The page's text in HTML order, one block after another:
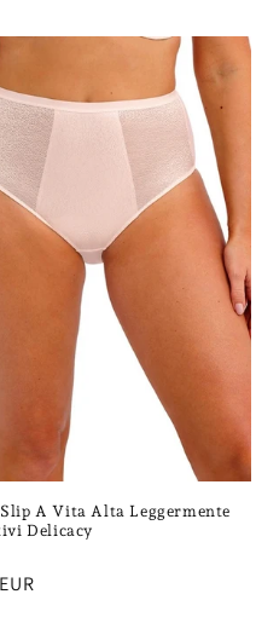
A Vita Alta Leggermente
Delicacy